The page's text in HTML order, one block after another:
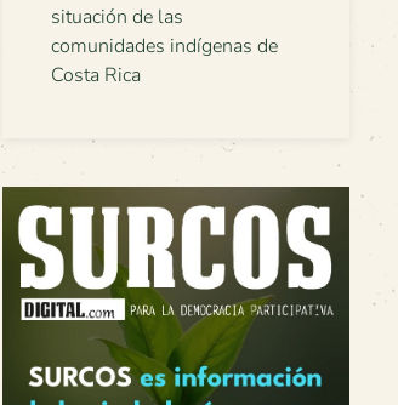
situación de las
comunidades indígenas de
Costa Rica